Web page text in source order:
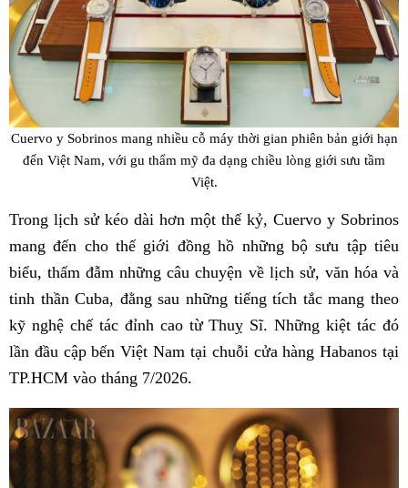
Cuervo y Sobrinos mang nhiều cỗ máy thời gian phiên bản giới hạn
đến Việt Nam, với gu thẩm mỹ đa dạng chiều lòng giới sưu tầm
Việt.
Trong lịch sử kéo dài hơn một thế kỷ, Cuervo y Sobrinos
mang đến cho thế giới đồng hồ những bộ sưu tập tiêu
biểu, thấm đẫm những câu chuyện về lịch sử, văn hóa và
tinh thần Cuba, đằng sau những tiếng tích tắc mang theo
kỹ nghệ chế tác đỉnh cao từ Thuỵ Sĩ. Những kiệt tác đó
lần đầu cập bến Việt Nam tại chuỗi cửa hàng Habanos tại
TP.HCM vào tháng 7/2026.